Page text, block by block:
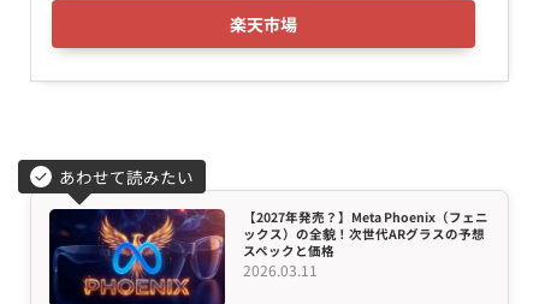
楽天市場
あわせて読みたい
【2027年発売？】Meta Phoenix（フェニ
ックス）の全貌！次世代ARグラスの予想
スペックと価格
2026.03.11